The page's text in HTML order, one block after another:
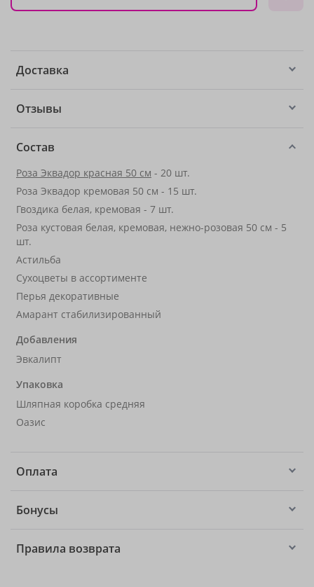
Доставка
Отзывы
Состав
Роза Эквадор красная 50 см - 20 шт.
Роза Эквадор кремовая 50 см - 15 шт.
Гвоздика белая, кремовая - 7 шт.
Роза кустовая белая, кремовая, нежно-розовая 50 см - 5
шт.
Астильба
Сухоцветы в ассортименте
Перья декоративные
Амарант стабилизированный
Добавления
Эвкалипт
Упаковка
Шляпная коробка средняя
Оазис
Оплата
Бонусы
Правила возврата